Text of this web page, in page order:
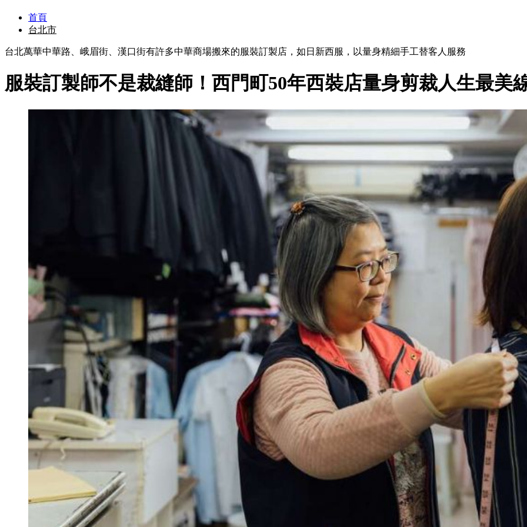
首頁
台北市
台北萬華中華路、峨眉街、漢口街有許多中華商場搬來的服裝訂製店，如日新西服，以量身精細手工替客人服務
服裝訂製師不是裁縫師！西門町50年西裝店量身剪裁人生最美